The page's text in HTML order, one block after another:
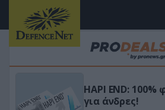
Μεταμόρφωσε
Ultra Box Μίνι
μπαταρία λιθίου